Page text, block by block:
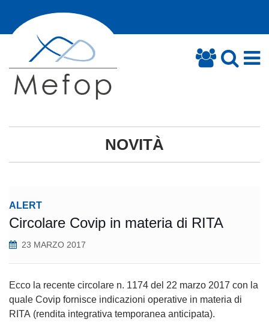
NOVITÀ
ALERT
Circolare Covip in materia di RITA
23 MARZO 2017
Ecco la recente circolare n. 1174 del 22 marzo 2017 con la
quale Covip fornisce indicazioni operative in materia di
RITA (rendita integrativa temporanea anticipata).